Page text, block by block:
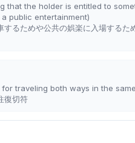
that the holder is entitled to
public entertainment)
るためや公共の娯楽に入場するた
traveling both ways in the
復切符